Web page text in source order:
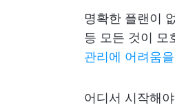
명확한 플랜이
등 모든 것이 모
관리에 어려움을
어디서 시작해